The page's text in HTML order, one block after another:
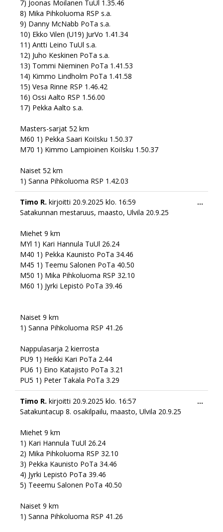
7) Joonas Moilanen TuUl 1.35.46
8) Mika Pihkoluoma RSP s.a.
9) Danny McNabb PoTa s.a.
10) Ekko Vilen (U19) JurVo 1.41.34
11) Antti Leino TuUl s.a.
12) Juho Keskinen PoTa s.a.
13) Tommi Nieminen PoTa 1.41.53
14) Kimmo Lindholm PoTa 1.41.58
15) Vesa Rinne RSP 1.46.42
16) Ossi Aalto RSP 1.56.00
17) Pekka Aalto s.a.
Masters-sarjat 52 km
M60 1) Pekka Saari KoiIsku 1.50.37
M70 1) Kimmo Lampioinen KoiIsku 1.50.37
Naiset 52 km
1) Sanna Pihkoluoma RSP 1.42.03
Timo R. kirjoitti 20.9.2025 klo. 16:59
Satakunnan mestaruus, maasto, Ulvila 20.9.25
Miehet 9 km
MYl 1) Kari Hannula TuUl 26.24
M40 1) Pekka Kaunisto PoTa 34.46
M45 1) Teemu Salonen PoTa 40.50
M50 1) Mika Pihkoluoma RSP 32.10
M60 1) Jyrki Lepistö PoTa 39.46
Naiset 9 km
1) Sanna Pihkoluoma RSP 41.26
Nappulasarja 2 kierrosta
PU9 1) Heikki Kari PoTa 2.44
PU6 1) Eino Katajisto PoTa 3.21
PU5 1) Peter Takala PoTa 3.29
...
Timo R. kirjoitti 20.9.2025 klo. 16:57
Satakuntacup 8. osakilpailu, maasto, Ulvila 20.9.25
Miehet 9 km
1) Kari Hannula TuUl 26.24
2) Mika Pihkoluoma RSP 32.10
3) Pekka Kaunisto PoTa 34.46
4) Jyrki Lepistö PoTa 39.46
5) Teeemu Salonen PoTa 40.50
Naiset 9 km
1) Sanna Pihkoluoma RSP 41.26
...